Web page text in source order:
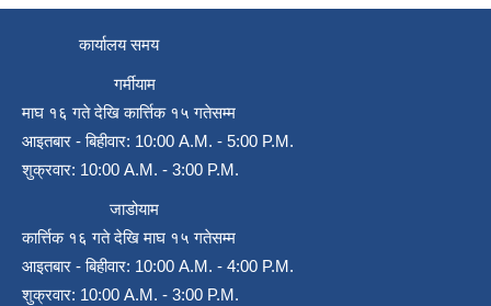
कार्यालय समय
गर्मीयाम
माघ १६ गते देखि कार्त्तिक १५ गतेसम्म
आइतबार - बिहीवार: 10:00 A.M. - 5:00 P.M.
शुक्रवार: 10:00 A.M. - 3:00 P.M.
जाडोयाम
कार्त्तिक १६ गते देखि माघ १५ गतेसम्म
आइतबार - बिहीवार: 10:00 A.M. - 4:00 P.M.
शुक्रवार: 10:00 A.M. - 3:00 P.M.